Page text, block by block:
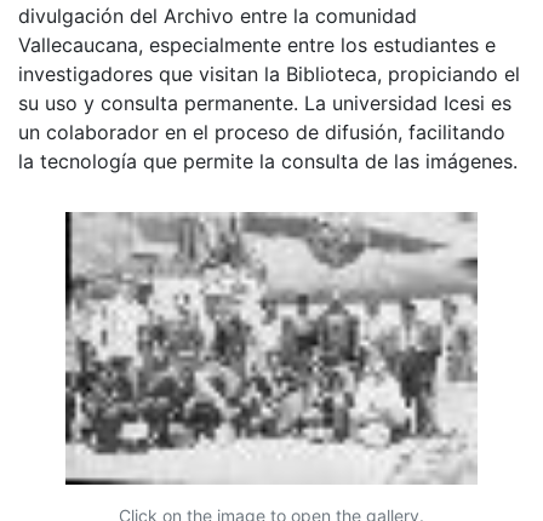
divulgación del Archivo entre la comunidad
Vallecaucana, especialmente entre los estudiantes e
investigadores que visitan la Biblioteca, propiciando el
su uso y consulta permanente. La universidad Icesi es
un colaborador en el proceso de difusión, facilitando
la tecnología que permite la consulta de las imágenes.
Click on the image to open the gallery.